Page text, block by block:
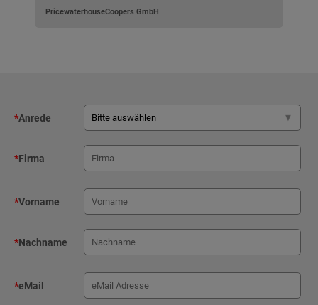
PricewaterhouseCoopers GmbH
*Anrede
*Firma
*Vorname
*Nachname
*eMail